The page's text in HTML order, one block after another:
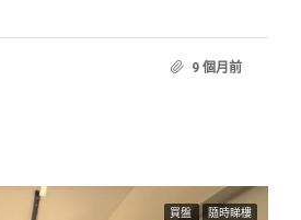
9 個月前
買盤 隨時睇樓